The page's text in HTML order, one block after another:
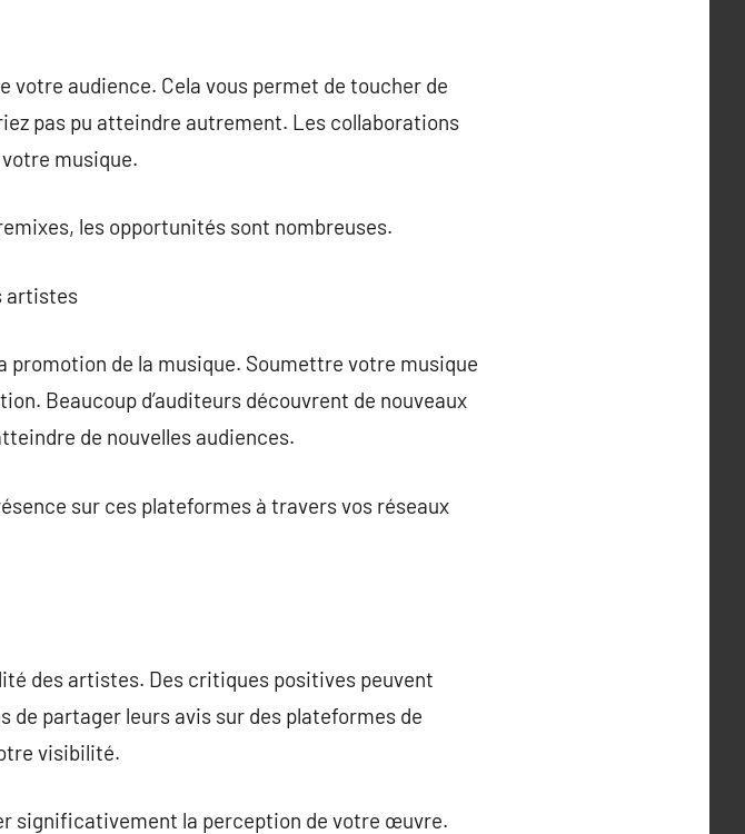
votre audience. Cela vous permet de toucher de
pas pu atteindre autrement. Les collaborations
musique.
les opportunités sont nombreuses.
artistes
de la musique. Soumettre votre musique
Beaucoup d’auditeurs découvrent de nouveaux
de nouvelles audiences.
sur ces plateformes à travers vos réseaux
des artistes. Des critiques positives peuvent
de partager leurs avis sur des plateformes de
visibilité.
significativement la perception de votre œuvre.